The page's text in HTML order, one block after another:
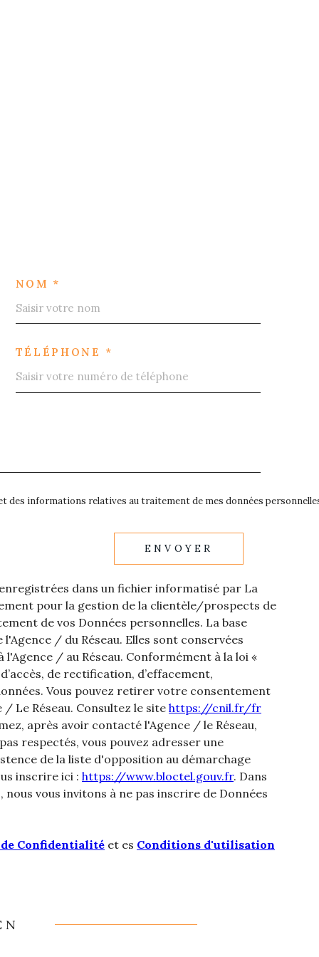
NOM *
TÉLÉPHONE *
des informations relatives au traitement de mes données
ENVOYER
dans un fichier informatisé par La
pour la gestion de la clientèle/prospects de
de vos Données personnelles. La base
/ du Réseau. Elles sont conservées
/ au Réseau. Conformément à la loi «
de rectification, d’effacement,
Vous pouvez retirer votre consentement
Le Réseau. Consultez le site https://cnil.fr/fr
après avoir contacté l'Agence / le Réseau,
respectés, vous pouvez adresser une
de la liste d'opposition au démarchage
inscrire ici : https://www.bloctel.gouv.fr. Dans
vous invitons à ne pas inscrire de Données
Confidentialité et es Conditions d'utilisation